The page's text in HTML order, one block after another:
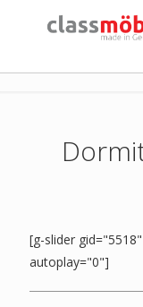
[g-slider
autoplay="0"]